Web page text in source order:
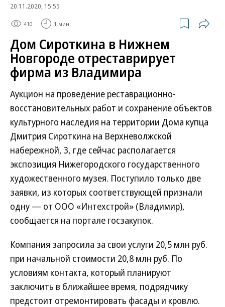
20.11.2020, 15:55
410 1 мин.
Дом Сироткина в Нижнем
Новгороде отреставрирует
фирма из Владимира
Аукцион на проведение реставрационно-
восстановительных работ и сохранение объектов
культурного наследия на территории Дома купца
Дмитрия Сироткина на Верхневолжской
набережной, 3, где сейчас располагается
экспозиция Нижегородского государственного
художественного музея. Поступило только две
заявки, из которых соответствующей признали
одну — от ООО «Интехстрой» (Владимир),
сообщается на портале госзакупок.
Компания запросила за свои услуги 20,5 млн руб.
при начальной стоимости 20,8 млн руб. По
условиям контакта, который планируют
заключить в ближайшее время, подрядчику
предстоит отремонтировать фасады и кровлю.